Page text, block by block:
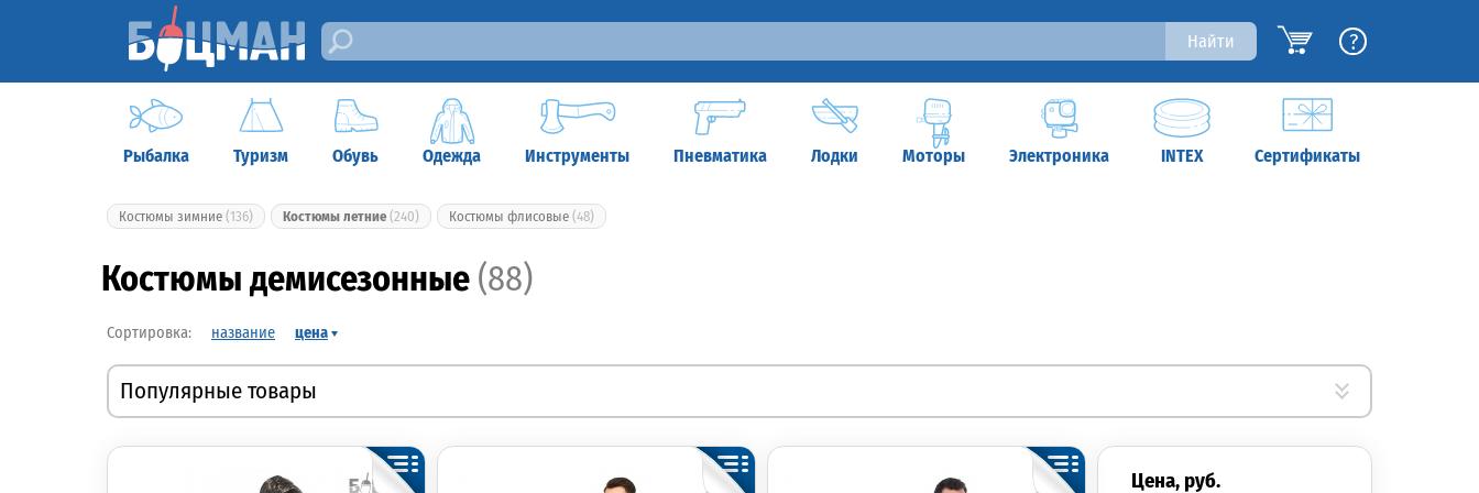
Найти ?
Рыбалка Туризм Обувь Одежда Инструменты Пневматика Лодки Моторы Электроника INTEX Сертификаты
Костюмы зимние (136) Костюмы летние (240) Костюмы флисовые (48)
Костюмы демисезонные (88)
название цена
Популярные товары
цена, руб.